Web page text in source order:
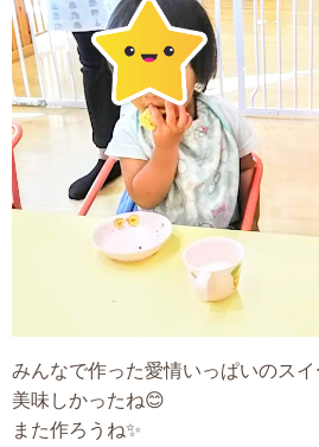
みんなで作った愛情いっぱいのスイ
美味しかったね😊
また作ろうね✨